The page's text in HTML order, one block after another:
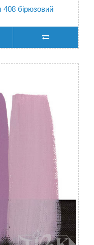
бірюзовий